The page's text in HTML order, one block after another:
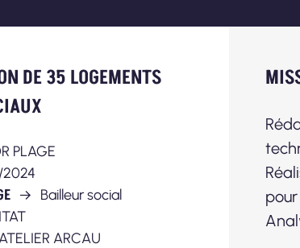
DE 35 LOGEMENTS
PLAGE
Bailleur social
ARCAU